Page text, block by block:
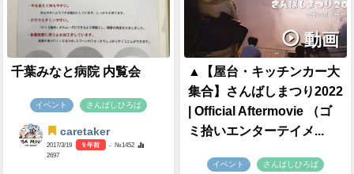
千葉みなと病院 内覧会
イベント さんばしひろば
caretaker
2017/3/19 9 年前
- №1452
2697
動画
▲【屋台・キッチンカー大
集合】さんばしまつり2022
| Official Aftermovie （ゴ
ミ拾いエンターテイメ...
イベント さんばしひろば